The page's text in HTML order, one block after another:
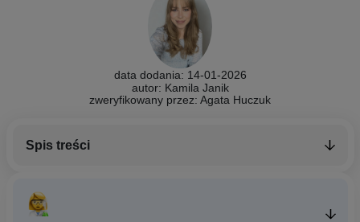
data dodania: 14-01-2026
autor: Kamila Janik
zweryfikowany przez: Agata Huczuk
Spis treści